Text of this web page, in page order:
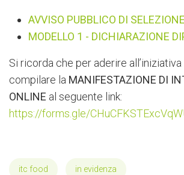
AVVISO PUBBLICO DI SELEZIONE
MODELLO 1 - DICHIARAZIONE
Si ricorda che per aderire
compilare la MANIFESTAZIONE DI
ONLINE al seguente link:
https://forms.gle/
itc food in evidenza